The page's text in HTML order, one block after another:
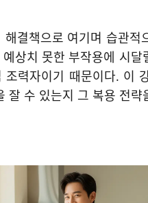
결책으로 여기며 습관
상치 못한 부작용에 시
력자이기 때문이다. 이
잘 수 있는지 그 복용 전략